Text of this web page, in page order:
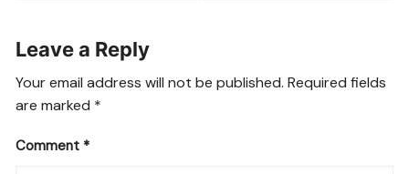
o
k
p
Leave a Reply
Your email address will not be published. Required fields
are marked *
Comment *